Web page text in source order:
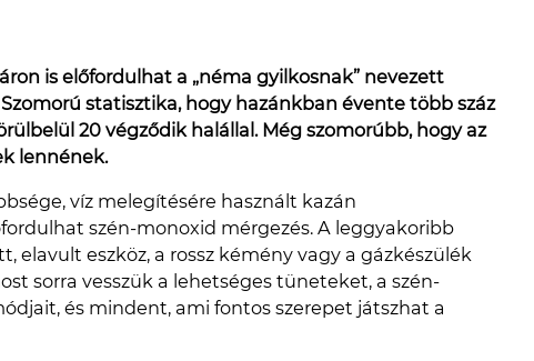
is előfordulhat a „néma gyilkosnak” nevezett
statisztika, hogy hazánkban évente több száz
20 végződik halállal. Még szomorúbb, hogy az
lennének.
víz melegítésére használt kazán
szén-monoxid mérgezés. A leggyakoribb
eszköz, a rossz kémény vagy a gázkészülék
sorra vesszük a lehetséges tüneteket, a szén-
és mindent, ami fontos szerepet játszhat a